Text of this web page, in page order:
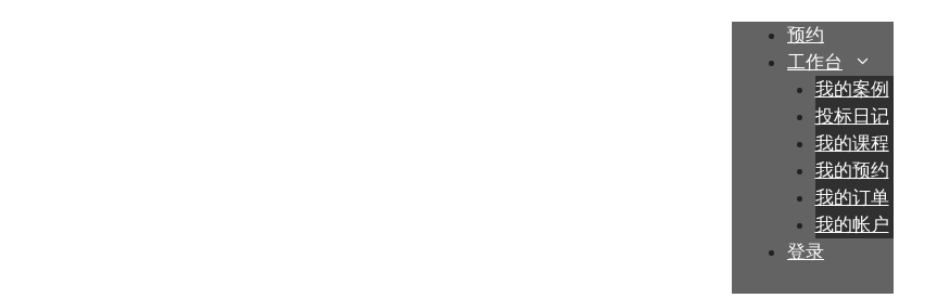
预约
工作台
我的案例
投标日记
我的课程
我的预约
我的订单
我的帐户
登录